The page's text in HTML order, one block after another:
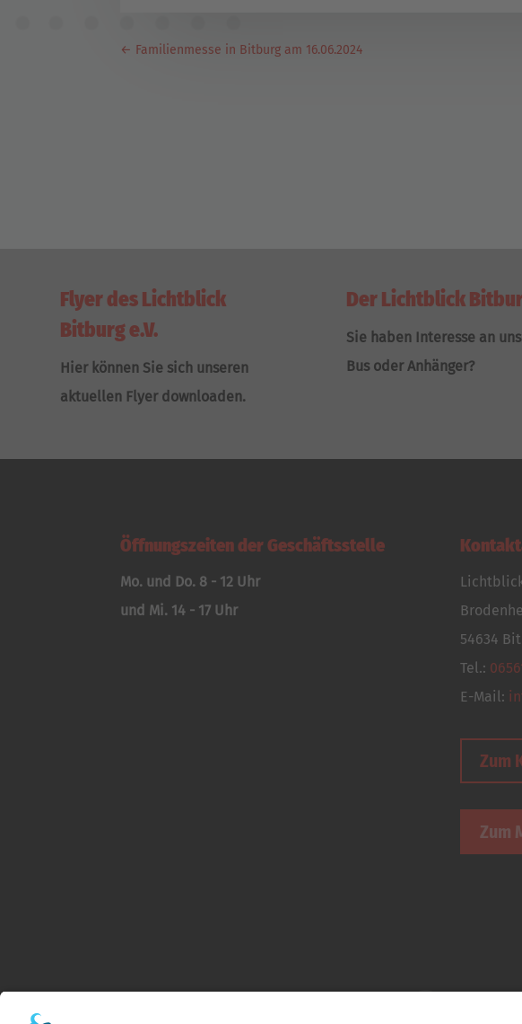
← Familienmesse in Bitburg am 16.06.2024
Flyer des Lichtblick
Bitburg e.V.
Hier können Sie sich unseren
aktuellen Flyer downloaden.
Der Lichtblick
Sie haben Interesse an
Bus oder Anhänger?
Öffnungszeiten der Geschäftsstelle
Mo. und Do. 8 - 12 Uhr
und Mi. 14 - 17 Uhr
54634
Tel.:
E-Mail:
Zum
Zum